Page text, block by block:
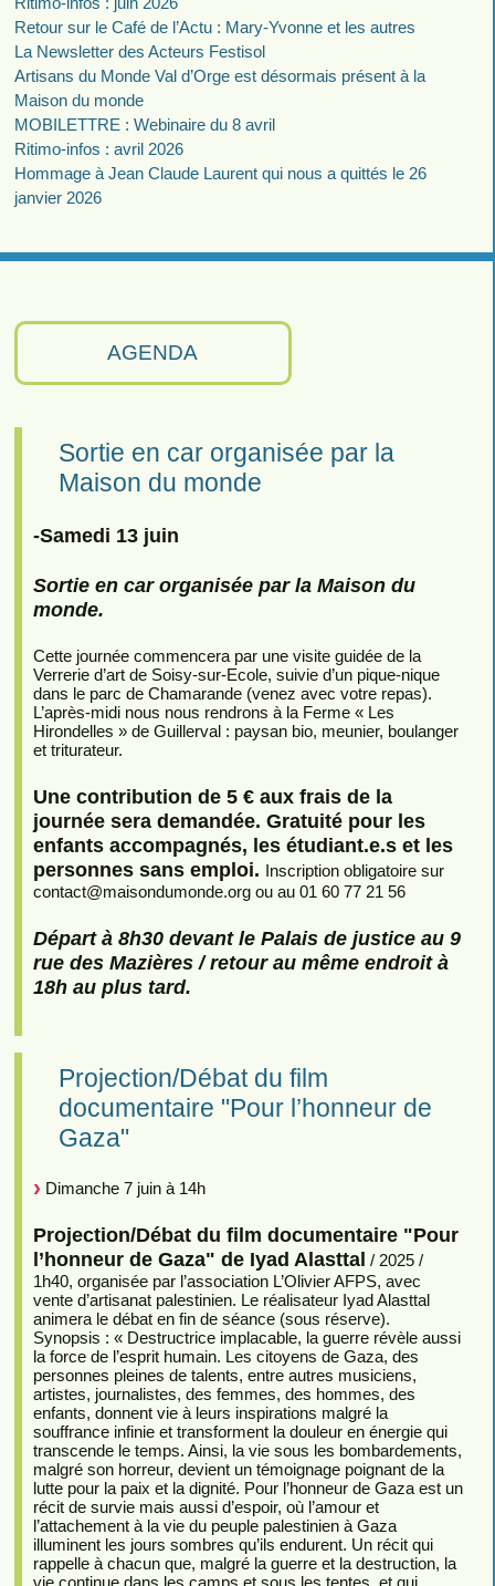
AGENDA
Sortie en car organisée par la
Maison du monde
-Samedi 13 juin
Sortie en car organisée par la Maison du
monde.
Cette journée commencera par une visite guidée de la
Verrerie d’art de Soisy-sur-Ecole, suivie d’un pique-nique
dans le parc de Chamarande (venez avec votre repas).
L’après-midi nous nous rendrons à la Ferme « Les
Hirondelles » de Guillerval : paysan bio, meunier, boulanger
et triturateur.
Une contribution de 5 € aux frais de la
journée sera demandée. Gratuité pour les
enfants accompagnés, les étudiant.e.s et les
personnes sans emploi. Inscription obligatoire sur
contact@maisondumonde.org ou au 01 60 77 21 56
Départ à 8h30 devant le Palais de justice au 9
rue des Mazières / retour au même endroit à
18h au plus tard.
Projection/Débat du film
documentaire "Pour l’honneur de
Gaza"
Dimanche 7 juin à 14h
Projection/Débat du film documentaire "Pour
l’honneur de Gaza" de Iyad Alasttal / 2025 /
1h40, organisée par l’association L’Olivier AFPS, avec
vente d’artisanat palestinien. Le réalisateur Iyad Alasttal
animera le débat en fin de séance (sous réserve).
Synopsis : « Destructrice implacable, la guerre révèle aussi
la force de l’esprit humain. Les citoyens de Gaza, des
personnes pleines de talents, entre autres musiciens,
artistes, journalistes, des femmes, des hommes, des
enfants, donnent vie à leurs inspirations malgré la
souffrance infinie et transforment la douleur en énergie qui
transcende le temps. Ainsi, la vie sous les bombardements,
malgré son horreur, devient un témoignage poignant de la
lutte pour la paix et la dignité. Pour l’honneur de Gaza est un
récit de survie mais aussi d’espoir, où l’amour et
l’attachement à la vie du peuple palestinien à Gaza
illuminent les jours sombres qu’ils endurent. Un récit qui
rappelle à chacun que, malgré la guerre et la destruction, la
vie continue dans les camps et sous les tentes, et qui
Retour sur le Café de l’Actu : Mary-Yvonne et les autres
La Newsletter des Acteurs Festisol
Artisans du Monde Val d’Orge est désormais présent à la
Maison du monde
MOBILETTRE : Webinaire du 8 avril
Ritimo-infos : avril 2026
Hommage à Jean Claude Laurent qui nous a quittés le 26
janvier 2026